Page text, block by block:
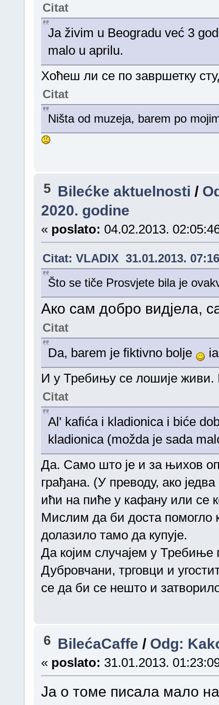
Citat
Ja živim u Beogradu već 3
malo u aprilu.
Хоћеш ли се по завршетку
Citat
Ništa od muzeja, barem po
5 Bilećke aktuelnosti /
2020. godine
« poslato: 04.02.2013.
Citat: VLADIX 31.01.2013.
Što se tiče Prosvjete bila je
Aко сам добро видјела,
Citat
Da, barem je fiktivno bolje
И у Требињу се лошије живи.
Citat
Al' kafića i kladionica i biće
kladionica (možda je sada
Да. Само што је и за њихов
грађана. (У преводу, ако
ићи на пиће у кафану или се
Мислим да би доста
долазило тамо да купује.
Да којим случајем у
Дубровчани, трговци и
се да би се нешто и
6 BilećaCaffe / Odg:
« poslato: 31.01.2013.
Ја о томе писала мало на